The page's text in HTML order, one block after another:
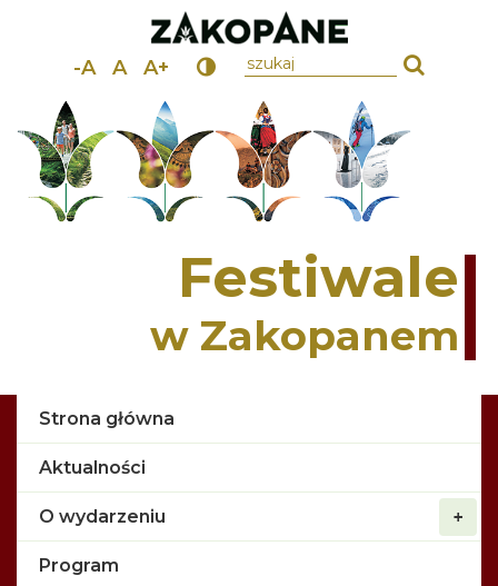
-A A A+ wpisz szukany tekst
Festiwale
w Zakopanem
Strona główna
Aktualności
O wydarzeniu
Program